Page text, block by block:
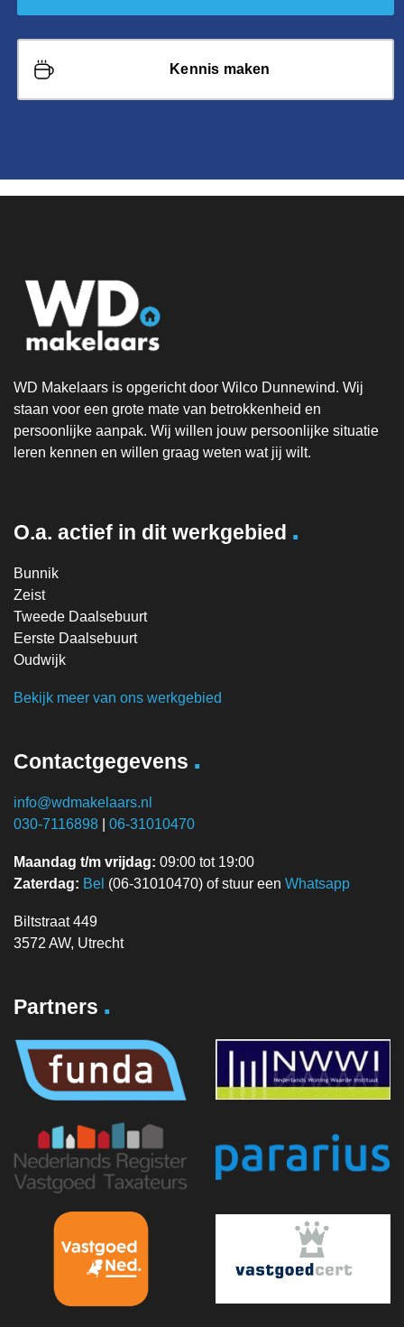
Kennis maken
WD Makelaars is opgericht door Wilco Dunnewind. Wij
staan voor een grote mate van betrokkenheid en
persoonlijke aanpak. Wij willen jouw persoonlijke situatie
leren kennen en willen graag weten wat jij wilt.
O.a. actief in dit werkgebied .
Bunnik
Zeist
Tweede Daalsebuurt
Eerste Daalsebuurt
Oudwijk
Bekijk meer van ons werkgebied
Contactgegevens .
info@wdmakelaars.nl
030-7116898
06-31010470
Maandag t/m vrijdag: 09:00 tot 19:00
Zaterdag: Bel (06-31010470) of stuur een Whatsapp
Biltstraat 449
3572 AW, Utrecht
Partners .